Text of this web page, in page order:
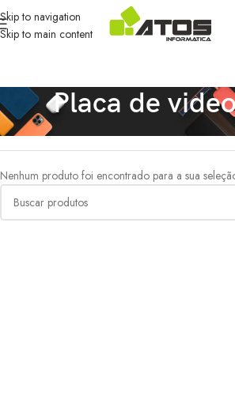
Skip to navigation
Skip to main content
Placa de
Início/ Produtos marcados com a tag “Placa
Nenhum produto foi encontrado para a sua